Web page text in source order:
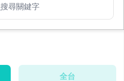
搜尋關鍵字
全台